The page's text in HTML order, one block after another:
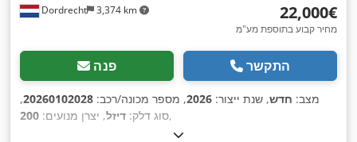
Dordrecht 3,374 km ‏22,000 ‏€
מחיר קבוע בתוספת מע"מ
פנה התקשר
מצב: חדש, שנת ייצור: 2026, מספר מכונה/רכב: 20260102028
,
סוג דלק: דיזל, יצרן מנועים: 200 ,